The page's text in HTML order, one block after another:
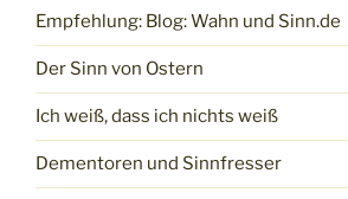
Empfehlung: Blog: Wahn und Sinn.de
Der Sinn von Ostern
Ich weiß, dass ich nichts weiß
Dementoren und Sinnfresser